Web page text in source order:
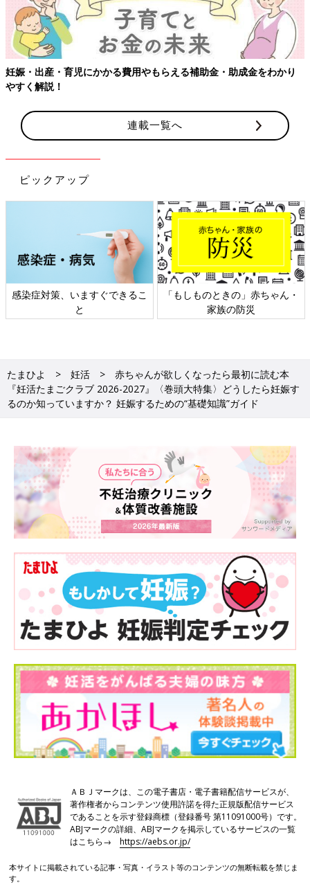
連載一覧へ
ピックアップ
日本外来小児科学会リーフレッ
ト検討会
六星占術 細木かおりさんの人生
相談
たまひよ 妊活
赤ちゃんが欲しくなったら最初に読む本
『妊活たまごクラブ 2026-2027』〈巻頭大特集〉どうしたら妊娠す
るのか知っていますか？ 妊娠するための“基礎知識”ガイド
ＡＢＪマークは、この電子書店・電子書籍配信サービスが、
著作権者からコンテンツ使用許諾を得た正規版配信サービス
であることを示す登録商標（登録番号 第11091000号）です。
ABJマークの詳細、ABJマークを掲示しているサービスの一覧
はこちら→https://aebs.or.jp/
本サイトに掲載されている記事・写真・イラスト等のコンテンツの無断転載を禁じま
す。